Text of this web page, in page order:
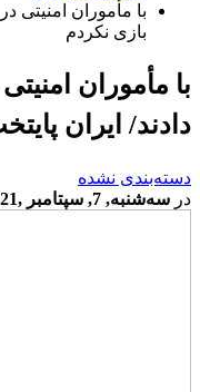
با مأموران
بازی نکردم
با مأموران
دادند/ ایران
دسته‌بندی نشده
در سه‌شنبه, 7, سپتامبر ,2021